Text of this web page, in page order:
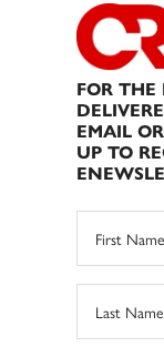
FOR THE
EMAIL
UP TO